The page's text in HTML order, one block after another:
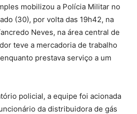
mobilizou a Polícia Militar no
(30), por volta das 19h42, na
Neves, na área central de
teve a mercadoria de trabalho
prestava serviço a um
policial, a equipe foi acionada
da distribuidora de gás